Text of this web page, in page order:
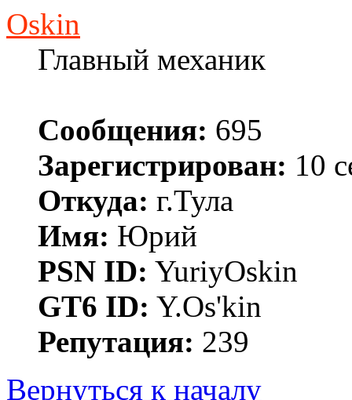
Oskin
Главный механик
Сообщения: 695
Зарегистрирован: 10
Откуда: г.Тула
Имя: Юрий
PSN ID: YuriyOskin
GT6 ID: Y.Os'kin
Репутация: 239
Вернуться к началу